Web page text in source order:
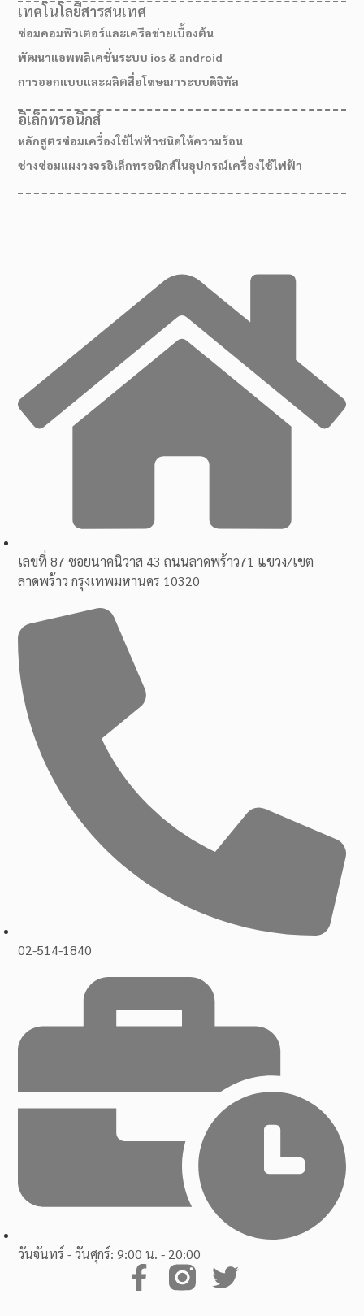
เลขที่ 87 ซอยนาคนิวาส 43 ถนนลาดพร้าว71 แขวง/เขต
ลาดพร้าว กรุงเทพมหานคร 10320
02-514-1840
วันจันทร์ - วันศุกร์: 9:00 น. - 20:00
เทคโนโลยีสารสนเทศ
ซ่อมคอมพิวเตอร์และเครือข่ายเบื้องต้น
พัฒนาแอพพลิเคชั่นระบบ ios & android
การออกแบบและผลิตสื่อโฆษณาระบบดิจิทัล
อิเล็กทรอนิกส์
หลักสูตรซ่อมเครื่องใช้ไฟฟ้าชนิดให้ความร้อน
ช่างซ่อมแผงวงจรอิเล็กทรอนิกส์ในอุปกรณ์เครื่องใช้ไฟฟ้า